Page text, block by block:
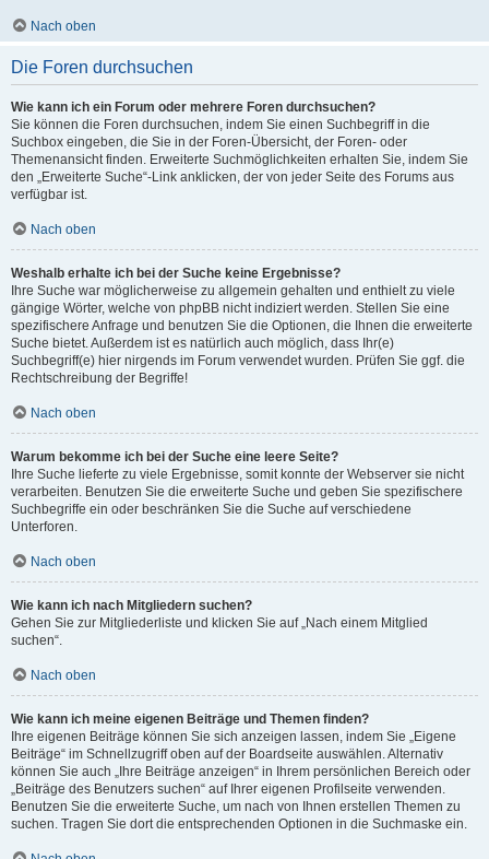
Nach oben
Die Foren durchsuchen
Wie kann ich ein Forum oder mehrere Foren durchsuchen?
Sie können die Foren durchsuchen, indem Sie einen Suchbegriff in die
Suchbox eingeben, die Sie in der Foren-Übersicht, der Foren- oder
Themenansicht finden. Erweiterte Suchmöglichkeiten erhalten Sie, indem Sie
den „Erweiterte Suche“-Link anklicken, der von jeder Seite des Forums aus
verfügbar ist.
Nach oben
Weshalb erhalte ich bei der Suche keine Ergebnisse?
Ihre Suche war möglicherweise zu allgemein gehalten und enthielt zu viele
gängige Wörter, welche von phpBB nicht indiziert werden. Stellen Sie eine
spezifischere Anfrage und benutzen Sie die Optionen, die Ihnen die erweiterte
Suche bietet. Außerdem ist es natürlich auch möglich, dass Ihr(e)
Suchbegriff(e) hier nirgends im Forum verwendet wurden. Prüfen Sie ggf. die
Rechtschreibung der Begriffe!
Nach oben
Warum bekomme ich bei der Suche eine leere Seite?
Ihre Suche lieferte zu viele Ergebnisse, somit konnte der Webserver sie nicht
verarbeiten. Benutzen Sie die erweiterte Suche und geben Sie spezifischere
Suchbegriffe ein oder beschränken Sie die Suche auf verschiedene
Unterforen.
Nach oben
Wie kann ich nach Mitgliedern suchen?
Gehen Sie zur Mitgliederliste und klicken Sie auf „Nach einem Mitglied
suchen“.
Nach oben
Wie kann ich meine eigenen Beiträge und Themen finden?
Ihre eigenen Beiträge können Sie sich anzeigen lassen, indem Sie „Eigene
Beiträge“ im Schnellzugriff oben auf der Boardseite auswählen. Alternativ
können Sie auch „Ihre Beiträge anzeigen“ in Ihrem persönlichen Bereich oder
„Beiträge des Benutzers suchen“ auf Ihrer eigenen Profilseite verwenden.
Benutzen Sie die erweiterte Suche, um nach von Ihnen erstellen Themen zu
suchen. Tragen Sie dort die entsprechenden Optionen in die Suchmaske ein.